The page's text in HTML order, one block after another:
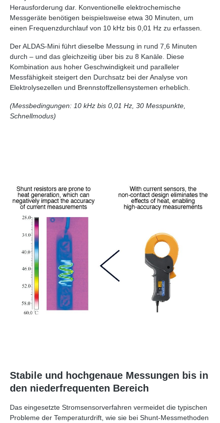
Herausforderung dar. Konventionelle elektrochemische
Messgeräte benötigen beispielsweise etwa 30 Minuten, um
einen Frequenzdurchlauf von 10 kHz bis 0,01 Hz zu erfassen.
Der ALDAS‑Mini führt dieselbe Messung in rund 7,6 Minuten
durch – und das gleichzeitig über bis zu 8 Kanäle. Diese
Kombination aus hoher Geschwindigkeit und paralleler
Messfähigkeit steigert den Durchsatz bei der Analyse von
Elektrolysezellen und Brennstoffzellensystemen erheblich.
(Messbedingungen: 10 kHz bis 0,01 Hz, 30 Messpunkte,
Schnellmodus)
Stabile und hochgenaue Messungen bis in
den niederfrequenten Bereich
Das eingesetzte Stromsensorverfahren vermeidet die typischen
Probleme der Temperaturdrift, wie sie bei Shunt‑Messmethoden